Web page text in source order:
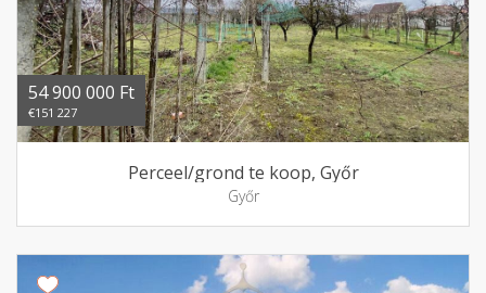
54 900 000 Ft
€151 227
Perceel/grond te koop, Győr
Győr